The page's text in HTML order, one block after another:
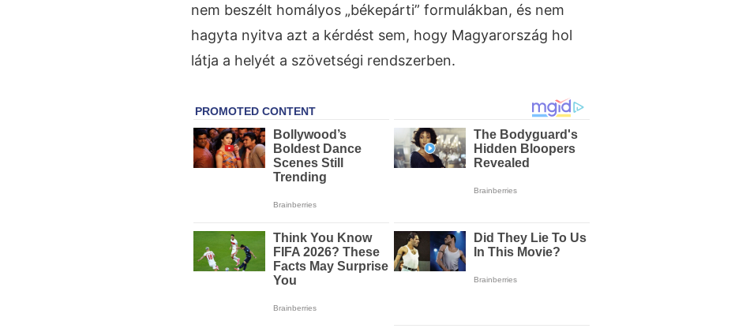
nem beszélt homályos „békepárti” formulákban, és nem
hagyta nyitva azt a kérdést sem, hogy Magyarország hol
látja a helyét a szövetségi rendszerben.